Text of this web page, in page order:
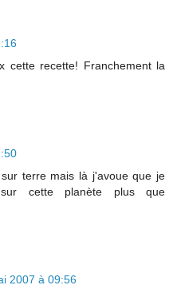
cette recette! Franchement la
terre mais là j'avoue que je
sur cette planète plus que
2007 à 09:56